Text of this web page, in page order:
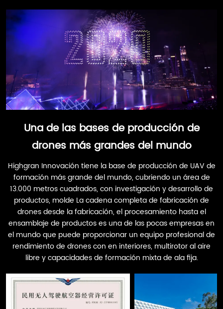
Una de las bases de producción de
drones más grandes del mundo
Highgran Innovación tiene la base de producción de UAV de
formación más grande del mundo, cubriendo un área de
13.000 metros cuadrados, con investigación y desarrollo de
productos, molde La cadena completa de fabricación de
drones desde la fabricación, el procesamiento hasta el
ensamblaje de productos es una de las pocas empresas en
el mundo que puede proporcionar un equipo profesional de
rendimiento de drones con en interiores, multirotor al aire
libre y capacidades de formación mixta de ala fija.